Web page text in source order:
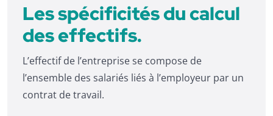
Les spécificités du calcul
des effectifs.
L’effectif de l’entreprise se compose de
l’ensemble des salariés liés à l’employeur par un
contrat de travail.